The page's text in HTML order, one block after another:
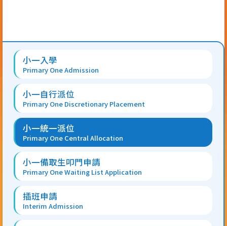
Main
navigation
小一入學
Primary One Admission
小一自行派位
Primary One Discretionary Placement
小一統一派位
Primary One Central Allocation
小一備取生叩門申請
Primary One Waiting List Application
插班申請
Interim Admission